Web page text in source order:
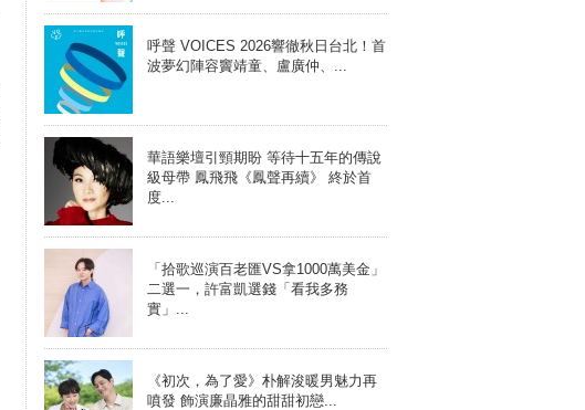
呼聲 VOICES 2026響徹秋日台北！首
波夢幻陣容竇靖童、盧廣仲、...
華語樂壇引頸期盼 等待十五年的傳說
級母帶 鳳飛飛《鳳聲再續》 終於首
度...
「拾歌巡演百老匯VS拿1000萬美金」
二選一，許富凱選錢「看我多務
實」...
《初次，為了愛》朴解浚暖男魅力再
噴發 飾演廉晶雅的甜甜初戀...